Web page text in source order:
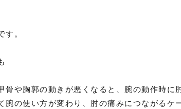
す。
骨や胸郭の動きが悪くなると、腕の動作時に
腕の使い方が変わり、肘の痛みにつながるケ